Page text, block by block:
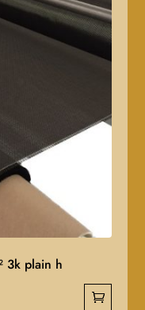
3k plain h